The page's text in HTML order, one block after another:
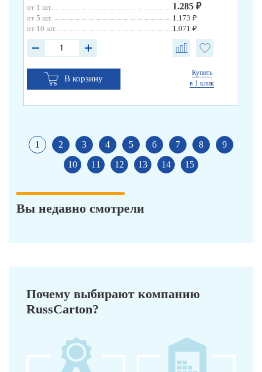
от 1 шт. 1.285 ₽
от 5 шт.
1.173 ₽
от 10 шт.
1.071 ₽
В корзину
Купить
в 1 клик
1 2 3 4 5 6 7 8
9
10
11 12 13 14 15
Вы недавно смотрели
Почему выбирают компанию
RussCarton?